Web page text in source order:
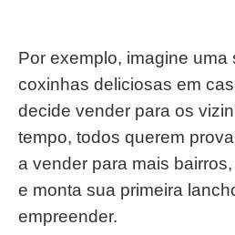
Por exemplo, imagine uma
coxinhas deliciosas em
decide vender para os
tempo, todos querem
a vender para mais
e monta sua primeira
empreender.